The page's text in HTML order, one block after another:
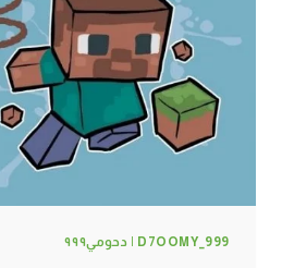
MINECRAFT
:
D7OOMY999
D7OOMY_999 | دحومي٩٩٩